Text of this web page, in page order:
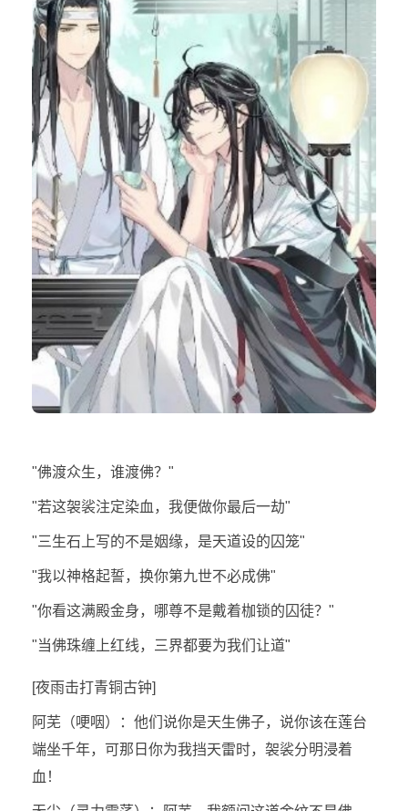
"佛渡众生，谁渡佛？"
"若这袈裟注定染血，我便做你最后一劫"
"三生石上写的不是姻缘，是天道设的囚笼"
"我以神格起誓，换你第九世不必成佛"
"你看这满殿金身，哪尊不是戴着枷锁的囚徒？"
"当佛珠缠上红线，三界都要为我们让道"
[夜雨击打青铜古钟]
阿芜（哽咽）：他们说你是天生佛子，说你该在莲台
端坐千年，可那日你为我挡天雷时，袈裟分明浸着
血！